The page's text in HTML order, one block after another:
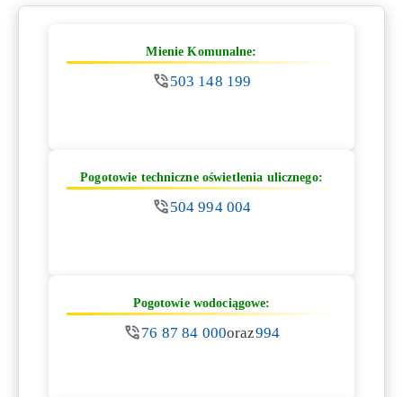
Mienie Komunalne:
503 148 199
Pogotowie techniczne oświetlenia ulicznego:
504 994 004
Pogotowie wodociągowe:
76 87 84 000oraz994